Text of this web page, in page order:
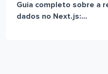
Guia completo sobre a
dados no Next.js:...